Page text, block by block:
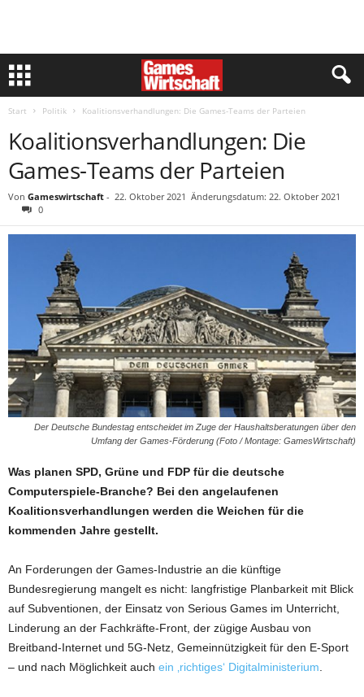
Start Politik Koalitionsverhandlungen: Die Games-Teams der Parteien
Koalitionsverhandlungen: Die
Games-Teams der Parteien
Von Gameswirtschaft - 22. Oktober 2021 Änderungsdatum: 22. Oktober 2021
0
Der Deutsche Bundestag entscheidet im Zuge der Haushaltsberatungen über den
Umfang der Games-Förderung (Foto / Montage: GamesWirtschaft)
Was planen SPD, Grüne und FDP für die deutsche
Computerspiele-Branche? Bei den angelaufenen
Koalitionsverhandlungen werden die Weichen für die
kommenden Jahre gestellt.
An Forderungen der Games-Industrie an die künftige
Bundesregierung mangelt es nicht: langfristige Planbarkeit mit Blick
auf Subventionen, der Einsatz von Serious Games im Unterricht,
Linderung an der Fachkräfte-Front, der zügige Ausbau von
Breitband-Internet und 5G-Netz, Gemeinnützigkeit für den E-Sport
– und nach Möglichkeit auch ein ‚richtiges‘ Digitalministerium